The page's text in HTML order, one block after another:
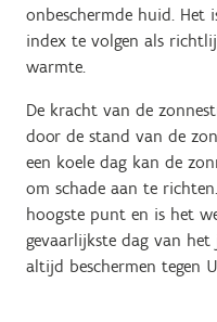
onbeschermde huid. Het
index te volgen als
warmte.
De kracht van de
door de stand van de
een koele dag kan de
om schade aan te
hoogste punt en is het
gevaarlijkste dag van
altijd beschermen tegen